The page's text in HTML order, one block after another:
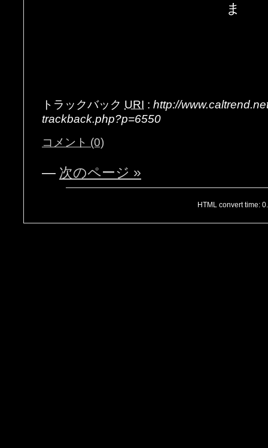
ま
トラックバック URI : http://
trackback.php?p=6550
コメント (0)
— 次のページ »
HTML convert time: